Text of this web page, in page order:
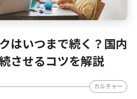
はいつまで続く？国内
させるコツを解説
カルチャー